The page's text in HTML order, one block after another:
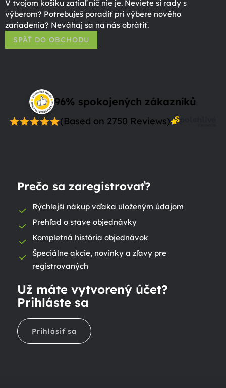
V tvojom košíku zatiaľ nič nie je. Neviete si rady s
výberom? Potrebuješ poradiť pri výbere nového
zariadenia? Neváhaj sa na nás obrátiť.
SPÄŤ DO OBCHODU
96% spokojených zákazníků
(Based on 2750 Reviews)
Prečo sa zaregistrovať?
Rýchlejší nákup vďaka uloženým údajom
Prehľad o stave objednávky
Kompletná história objednávok
Špeciálne akcie, novinky a zľavy pre
registrovaných
Už máte vytvorený účet?
Prihláste sa
Prihlásiť sa